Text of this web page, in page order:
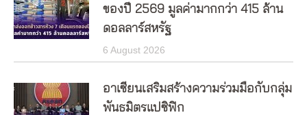
ของปี 2569 มูลค่ามากกว่า 415 ล้าน
ดอลลาร์สหรัฐ
6 August 2026
อาเซียนเสริมสร้างความร่วมมือกับกลุ่ม
พันธมิตรแปซิฟิก